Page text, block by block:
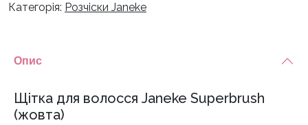
Категорія: Розчіски Janeke
Опис
Щітка для волосся Janeke Superbrush
(жовта)